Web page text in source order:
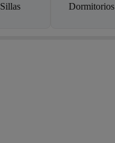
Sillas Dormitorios